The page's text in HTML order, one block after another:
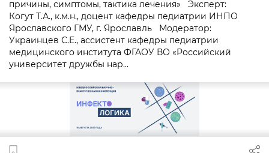
причины, симптомы, тактика лечения» Эксперт:
Когут Т.А., к.м.н., доцент кафедры педиатрии ИНПО
Ярославского ГМУ, г. Ярославль Модератор:
Украинцев С.Е., ассистент кафедры педиатрии
медицинского института ФГАОУ ВО «Российский
университет дружбы нар...